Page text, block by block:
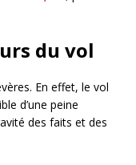
du vol
En effet, le vol
d’une peine
des faits et des